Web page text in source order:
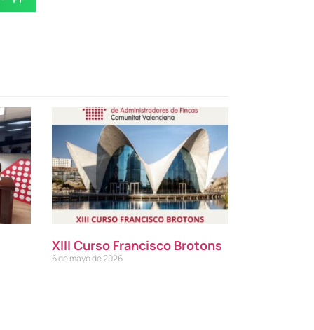
XIII Curso Francisco Brotons
6 de mayo de 2026